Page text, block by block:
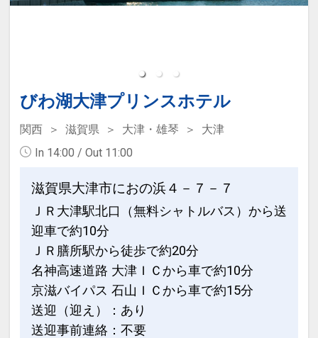
びわ湖大津プリンスホテル
関西 滋賀県 大津・雄琴
大津
In 14:00 / Out 11:00
滋賀県大津市におの浜４－７－７
ＪＲ大津駅北口（無料シャトルバス）から送
迎車で約10分
ＪＲ膳所駅から徒歩で約20分
名神高速道路 大津ＩＣから車で約10分
京滋バイパス 石山ＩＣから車で約15分
送迎（迎え）：あり
送迎事前連絡：不要